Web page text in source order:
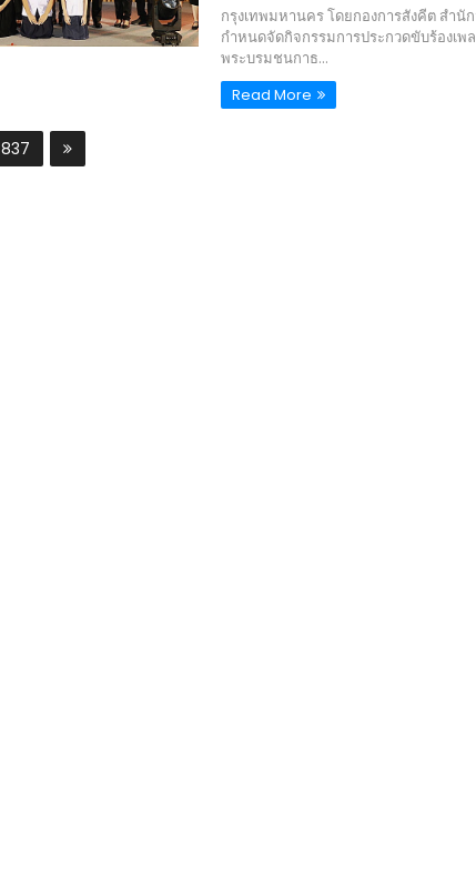
กรุงเทพมหานคร โดยกองการสังคีต สำ
กำหนดจัดกิจกรรมการประกวดขับร้องเ
พระบรมชนกาธ...
Read More
837